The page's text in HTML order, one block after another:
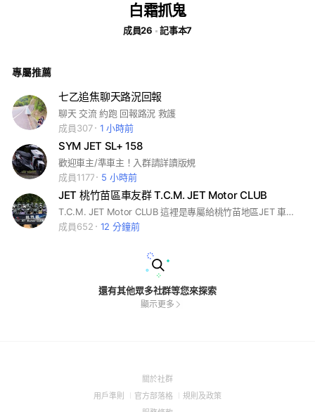
白霜抓鬼
成員26 記事本7
專屬推薦
七乙追焦聊天路況回報
聊天 交流 約跑 回報路況 救護
成員307
1 小時前
SYM JET SL+ 158
歡迎車主/準車主！入群請詳讀版規
成員1177
5 小時前
JET 桃竹苗區車友群 T.C.M. JET Motor CLUB
T.C.M. JET Motor CLUB 這裡是專屬給桃竹苗地區JET 車系車友的討論群，任何問題都可以提出發問與交流。 大家互相幫忙讓這邊成為桃竹苗地區車友最強的後盾！ 暱稱後面請加車牌號碼 否則會踢出 例：小明 0857 還沒領車的可先不用打
成員652
12 分鐘前
還有其他眾多社群等您來探索
顯示更多
關於社群(Open
用戶準則
(Open
官方部落格
(Open
規則及政策(Open